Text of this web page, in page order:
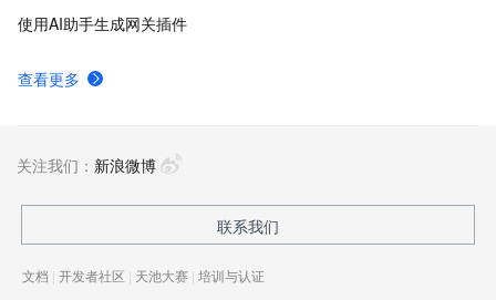
使用AI助手生成网关插件
查看更多
关注我们： 新浪微博
联系我们
文档 | 开发者社区 | 天池大赛 | 培训与认证